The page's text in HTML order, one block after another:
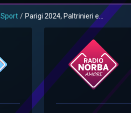
Sport / Parigi 2024, Paltrinieri e...